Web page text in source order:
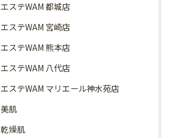
エステWAM 都城店
エステWAM 宮崎店
エステWAM 熊本店
エステWAM 八代店
エステWAM マリエール神水苑店
美肌
乾燥肌